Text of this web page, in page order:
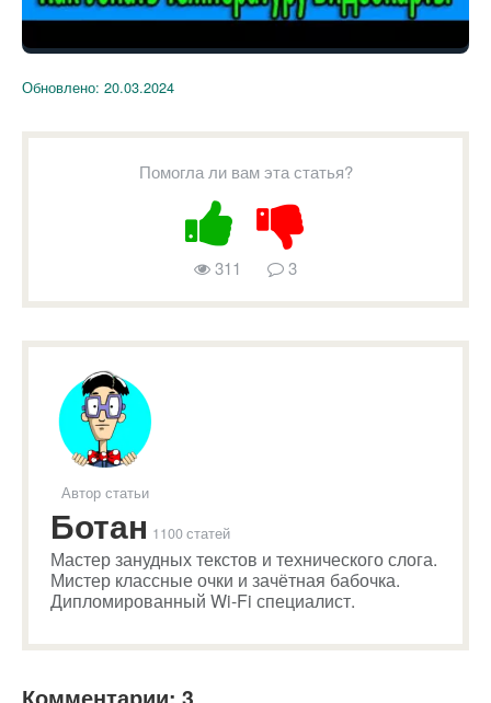
Обновлено: 20.03.2024
Помогла ли вам эта статья?
311 3
Автор статьи
Ботан 1100 статей
Мастер занудных текстов и технического слога.
Мистер классные очки и зачётная бабочка.
Дипломированный Wi-Fi специалист.